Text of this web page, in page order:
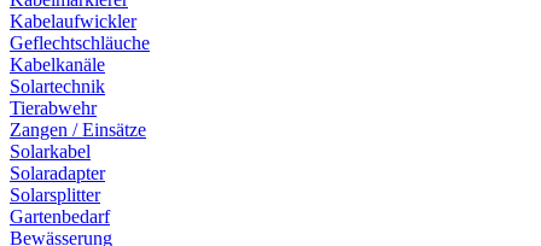
Kabelaufwickler
Geflechtschläuche
Kabelkanäle
Solartechnik
Tierabwehr
Zangen / Einsätze
Solarkabel
Solaradapter
Solarsplitter
Gartenbedarf
Bewässerung